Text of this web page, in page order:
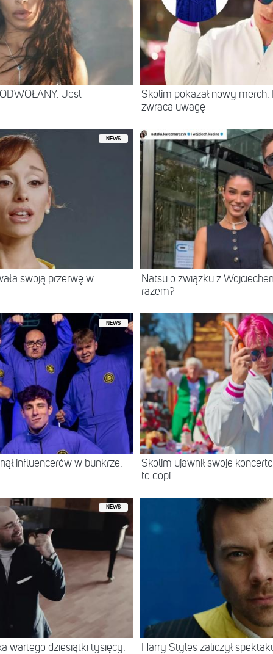
Jest
Skolim pokazał nowy
zwraca uwagę
NEWS
swoją przerwę w
Natsu o związku z
razem?
NEWS
influencerów w bunkrze.
Skolim ujawnił swoje
to dopi...
NEWS
wartego dziesiątki tysięcy.
Harry Styles zaliczył